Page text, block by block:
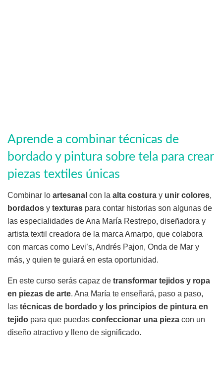
Aprende a combinar técnicas de
bordado y pintura sobre tela para crear
piezas textiles únicas
Combinar lo artesanal con la alta costura y unir colores,
bordados y texturas para contar historias son algunas de
las especialidades de Ana María Restrepo, diseñadora y
artista textil creadora de la marca Amarpo, que colabora
con marcas como Levi’s, Andrés Pajon, Onda de Mar y
más, y quien te guiará en esta oportunidad.
En este curso serás capaz de transformar tejidos y ropa
en piezas de arte. Ana María te enseñará, paso a paso,
las técnicas de bordado y los principios de pintura en
tejido para que puedas confeccionar una pieza con un
diseño atractivo y lleno de significado.